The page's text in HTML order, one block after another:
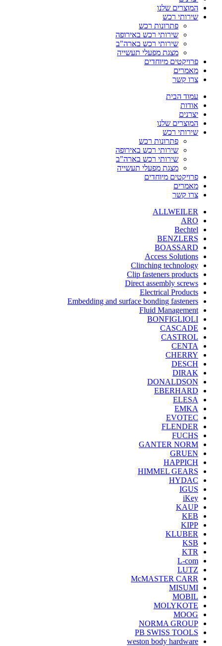
המוצרים שלנו
שירותי רכש
פתרונות רכש
שירותי רכש באירופה
שירותי רכש בארה"ב
מצגת מפעלי תעשייה
פרויקטים מיוחדים
מאמרים
צרו קשר
עמוד הבית
אודות
יצרנים
המוצרים שלנו
שירותי רכש
פתרונות רכש
שירותי רכש באירופה
שירותי רכש בארה"ב
מצגת מפעלי תעשייה
פרויקטים מיוחדים
מאמרים
צרו קשר
ALLWEILER
ARO
Bechtel
BENZLERS
BOASSARD
Access Solutions
Clinching technology
Clip fasteners products
Direct assembly screws
Electrical Products
Embedding and surface bonding fasteners
Fluid Management
BONFIGLIOLI
CASCADE
CASTROL
CENTA
CHERRY
DESCH
DIRAK
DONALDSON
EBERHARD
ELESA
EMKA
EVOTEC
FLENDER
FUCHS
GANTER NORM
GRUEN
HAPPICH
HIMMEL GEARS
HYDAC
IGUS
iKey
KAUP
KEB
KIPP
KLUBER
KSB
KTR
L-com
LUTZ
McMASTER CARR
MISUMI
MOBIL
MOLYKOTE
MOOG
NORMA GROUP
PB SWISS TOOLS
weston body hardware